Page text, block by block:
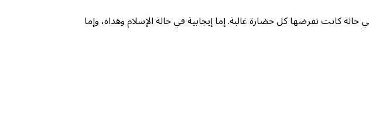
كانت تفرضها كل حضارة غالبة. إما إيجابية في حالة الإسلام وهداه، وإما